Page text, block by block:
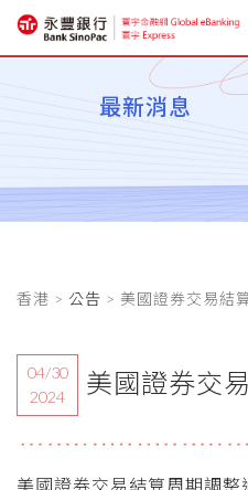
最
匯率
最新消息
香港 > 公告 > 美國證券交易結
04/30
2024
美國證券交
美國證券交易結算周期調整